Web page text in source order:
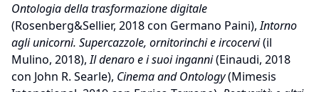
Ontologia della trasformazione digitale
(Rosenberg&Sellier, 2018 con Germano Paini),Intorno
agli unicorni. Supercazzole, ornitorinchi e ircocervi(il
Mulino, 2018),Il denaro e i suoi inganni(Einaudi, 2018
con John R. Searle), Cinema and Ontology(Mimesis